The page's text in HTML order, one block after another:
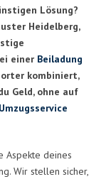
Lösung?
Heidelberg,
einer Beiladung
kombiniert,
Geld, ohne auf
Umzugsservice
Aspekte deines
Wir stellen sicher,